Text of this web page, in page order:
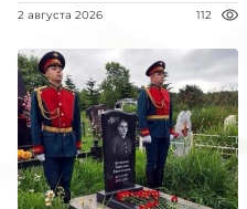
2 августа 2026 112